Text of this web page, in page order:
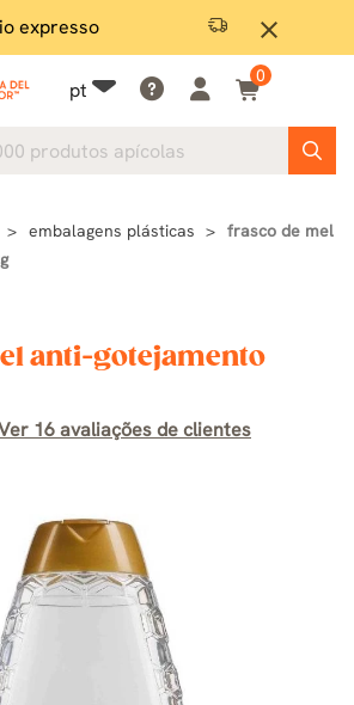
close
expresso
pt
0
embalagens plásticas
frasco de mel
anti-gotejamento
16 avaliações de clientes